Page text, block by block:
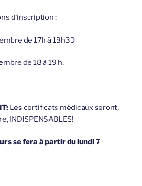
d’inscription :
de 17h à 18h30
de 18 à 19 h.
Les certificats médicaux seront,
INDISPENSABLES!
se fera à partir du lundi 7